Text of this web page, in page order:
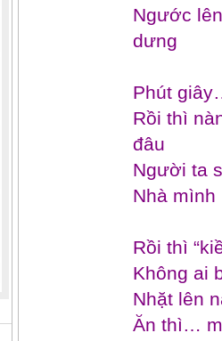
Ngước
dưng
Phút
Rồi thì
đâu
Người ta
Nhà
Rồi thì
Không ai
Nhặt lên
Ăn thì…